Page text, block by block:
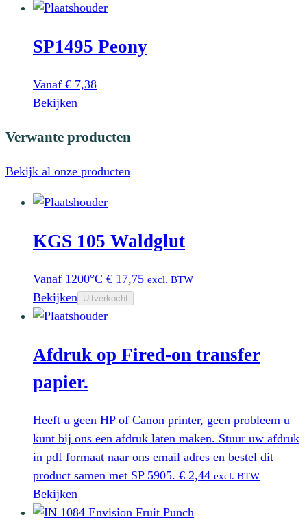
kan
worden
op
de
product
meerdere
Deze
gekozen
op
productpagina
SP1495 Peony
Vanaf € 7,38
Bekijken
heeft
variaties.
Deze
kan
gekozen
op
de
productpagina
Verwante producten
Bekijk al onze producten
KGS 105 Waldglut
Vanaf 1200°C € 17,75 excl. BTW
Bekijken Uitverkocht
Afdruk op Fired-on transfer
papier.
Heeft u geen HP of Canon printer, geen probleem u
kunt bij ons een afdruk laten maken. Stuur uw afdruk
in pdf formaat naar ons email adres en bestel dit
product samen met SP 5905. € 2,44 excl. BTW
Bekijken